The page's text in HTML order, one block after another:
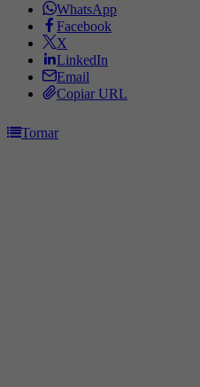
WhatsApp
Facebook
X
LinkedIn
Email
Copiar URL
Tornar